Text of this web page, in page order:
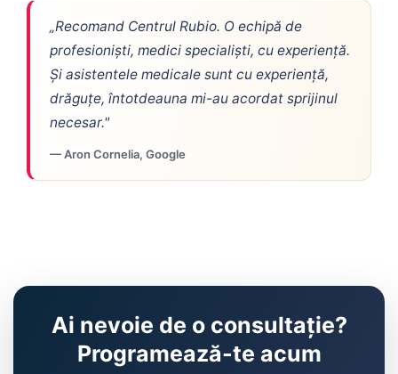
„Recomand Centrul Rubio. O echipă de
profesioniști, medici specialiști, cu experiență.
Și asistentele medicale sunt cu experiență,
drăguțe, întotdeauna mi-au acordat sprijinul
necesar."
— Aron Cornelia, Google
Ai nevoie de o consultație?
Programează-te acum